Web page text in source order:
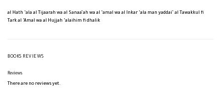
al Hath ‘ala al Tijaarah wa al Sanaa’ah wa al ‘amal wa al Inkar ‘ala man yaddai’ al Tawakkul fi
Tark al ‘Amal wa al Hujjah ‘alaihim fi dhalik
BOOKS REVIEWS
Reviews
There are no reviews yet.